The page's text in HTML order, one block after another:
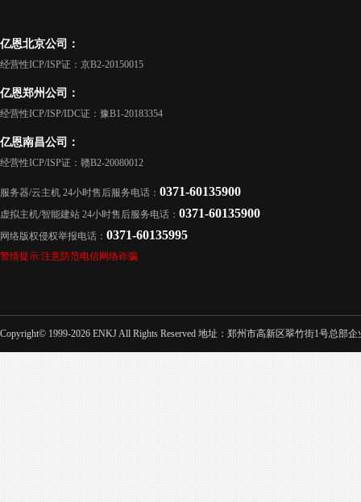
亿恩北京公司：
经营性ICP/ISP证：京B2-20150015
亿恩郑州公司：
经营性ICP/ISP/IDC证：豫B1-20183354
亿恩南昌公司：
经营性ICP/ISP证：赣B2-20080012
服务器/云主机 24小时售后服务电话： 0371-60135900
虚拟主机/智能建站 24小时售后服务电话： 0371-60135900
网络版权侵权举报电话： 0371-60135995
警情提示:注意防范电信网络诈骗
Copyright© 1999-2026 ENKJ All Rights Reserved 地址：郑州市高新区翠竹街1号